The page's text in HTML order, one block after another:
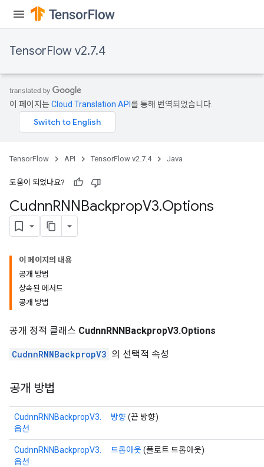
TensorFlow v2.7.4
이 페이지는Cloud Translation API 를 통해 번역되었습니다.
TensorFlow API TensorFlow v2.7.4 Java
도움이 되었나요?
CudnnRNNBackpropV3.Options
이 페이지의 내용
공개 방법
상속된 메서드
공개 방법
공개 정적 클래스 CudnnRNNBackpropV3.Options
CudnnRNNBackpropV3 의 선택적 속성
공개 방법
CudnnRNNBackpropV3.
옵션
방향(끈 방향)
CudnnRNNBackpropV3.
옵션
드롭아웃(플로트 드롭아웃)